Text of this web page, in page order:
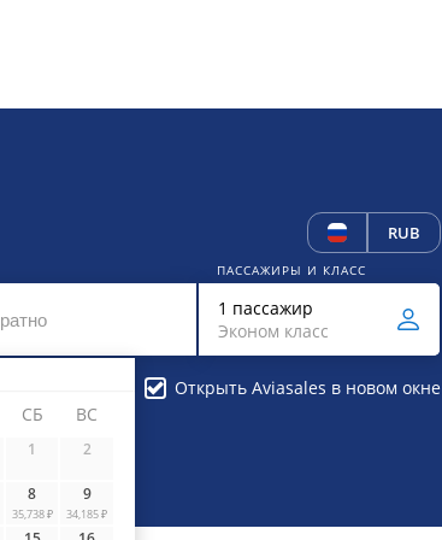
RUB
СБ ВС
1 2
8
35,738 ₽
9
34,185 ₽
ПАССАЖИРЫ И КЛАСС
1 пассажир
Эконом класс
Открыть Aviasales в новом окне